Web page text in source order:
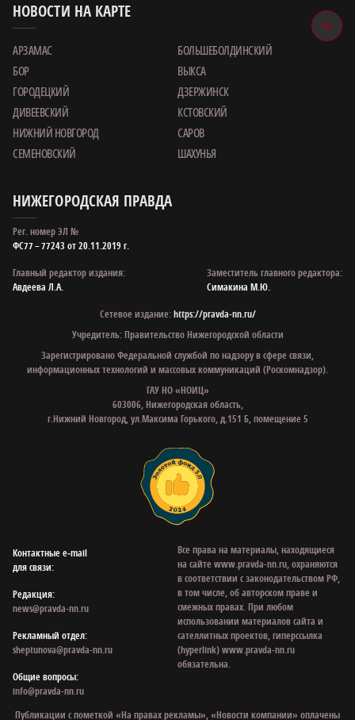
НОВОСТИ НА КАРТЕ
АРЗАМАС
БОЛЬШЕБОЛДИНСКИЙ
БОР
ВЫКСА
ГОРОДЕЦКИЙ
ДЗЕРЖИНСК
ДИВЕЕВСКИЙ
КСТОВСКИЙ
НИЖНИЙ НОВГОРОД
САРОВ
СЕМЕНОВСКИЙ
ШАХУНЬЯ
НИЖЕГОРОДСКАЯ ПРАВДА
Рег. номер ЭЛ №
ФС77 – 77243 от 20.11.2019 г.
Главный редактор издания:
Авдеева Л.А.
Заместитель главного редактора:
Симакина М.Ю.
Сетевое издание:https://pravda-nn.ru/
Учредитель: Правительство Нижегородской области
Зарегистрировано Федеральной службой по надзору в сфере связи,
информационных технологий и массовых коммуникаций (Роскомнадзор).
ГАУ НО «НОИЦ»
603006, Нижегородская область,
г.Нижний Новгород, ул.Максима Горького, д.151 Б, помещение 5
Контактные e‑mail
для связи:
Редакция:
news@pravda-nn.ru
Рекламный отдел:
sheptunova@pravda-nn.ru
Общие вопросы:
info@pravda-nn.ru
Все права на материалы, находящиеся
на сайте www.pravda-nn.ru, охраняются
в соответствии с законодательством РФ,
в том числе, об авторском праве и
смежных правах. При любом
использовании материалов сайта и
сателлитных проектов, гиперссылка
(hyperlink) www.pravda-nn.ru
обязательна.
Публикации с пометкой «На правах рекламы», «Новости компании» оплачены